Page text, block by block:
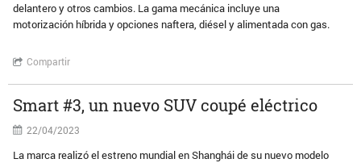
delantero y otros cambios. La gama mecánica incluye una
motorización híbrida y opciones naftera, diésel y alimentada con gas.
Compartir
Smart #3, un nuevo SUV coupé eléctrico
22/04/2023
La marca realizó el estreno mundial en Shanghái de su nuevo modelo